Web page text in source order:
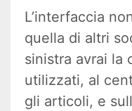
L’interfaccia
quella di altri
sinistra avrai la
utilizzati, al
gli articoli, e